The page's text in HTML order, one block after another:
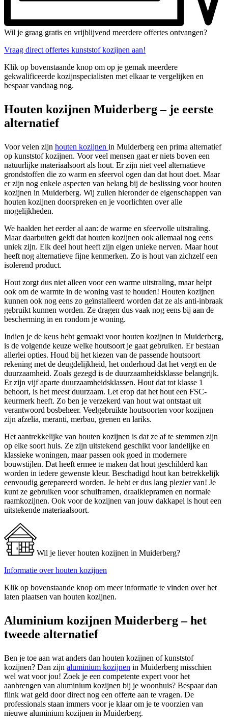
Wil je graag gratis en vrijblijvend meerdere offertes ontvangen?
Vraag direct offertes kunststof kozijnen aan!
Klik op bovenstaande knop om op je gemak meerdere
gekwalificeerde kozijnspecialisten met elkaar te vergelijken en
bespaar vandaag nog.
Houten kozijnen Muiderberg – je eerste
alternatief
Voor velen zijn houten kozijnen in Muiderberg een prima alternatief
op kunststof kozijnen. Voor veel mensen gaat er niets boven een
natuurlijke materiaalsoort als hout. Er zijn niet veel alternatieve
grondstoffen die zo warm en sfeervol ogen dan dat hout doet. Maar
er zijn nog enkele aspecten van belang bij de beslissing voor houten
kozijnen in Muiderberg. Wij zullen hieronder de eigenschappen van
houten kozijnen doorspreken en je voorlichten over alle
mogelijkheden.
We haalden het eerder al aan: de warme en sfeervolle uitstraling.
Maar daarbuiten geldt dat houten kozijnen ook allemaal nog eens
uniek zijn. Elk deel hout heeft zijn eigen unieke nerven. Maar hout
heeft nog alternatieve fijne kenmerken. Zo is hout van zichzelf een
isolerend product.
Hout zorgt dus niet alleen voor een warme uitstraling, maar helpt
ook om de warmte in de woning vast te houden! Houten kozijnen
kunnen ook nog eens zo geïnstalleerd worden dat ze als anti-inbraak
gebruikt kunnen worden. Ze dragen dus vaak nog eens bij aan de
bescherming in en rondom je woning.
Indien je de keus hebt gemaakt voor houten kozijnen in Muiderberg,
is de volgende keuze welke houtsoort je gaat gebruiken. Er bestaan
allerlei opties. Houd bij het kiezen van de passende houtsoort
rekening met de deugdelijkheid, het onderhoud dat het vergt en de
duurzaamheid. Zoals gezegd is de duurzaamheidsklasse belangrijk.
Er zijn vijf aparte duurzaamheidsklassen. Hout dat tot klasse 1
behoort, is het meest duurzaam. Let erop dat het hout een FSC-
keurmerk heeft. Zo ben je verzekerd van hout wat ontstaat uit
verantwoord bosbeheer. Veelgebruikte houtsoorten voor kozijnen
zijn afzelia, meranti, merbau, grenen en lariks.
Het aantrekkelijke van houten kozijnen is dat ze af te stemmen zijn
op elke soort huis. Ze zijn uitstekend geschikt voor landelijke en
klassieke woningen, maar passen ook goed in modernere
bouwstijlen. Dat heeft ermee te maken dat hout geschilderd kan
worden in iedere gewenste kleur. Beschadigd hout kan betrekkelijk
eenvoudig gerepareerd worden. Je hebt er dus lang plezier van! Je
kunt ze gebruiken voor schuiframen, draaikiepramen en normale
raamkozijnen. Ook voor de kozijnen van jouw dakkapel is hout een
uitstekende materiaalsoort.
Wil je liever houten kozijnen in Muiderberg?
Informatie over houten kozijnen
Klik op bovenstaande knop om meer informatie te vinden over het
laten plaatsen van houten kozijnen.
Aluminium kozijnen Muiderberg – het
tweede alternatief
Ben je toe aan wat anders dan houten kozijnen of kunststof
kozijnen? Dan zijn aluminium kozijnen in Muiderberg misschien
wel wat voor jou! Zoek je een competente expert voor het
aanbrengen van aluminium kozijnen bij je woonhuis? Bespaar dan
flink wat geld door direct nog een offerte aan te vragen. De
professionals staan immers voor je klaar om je te voorzien van
nieuwe aluminium kozijnen in Muiderberg.